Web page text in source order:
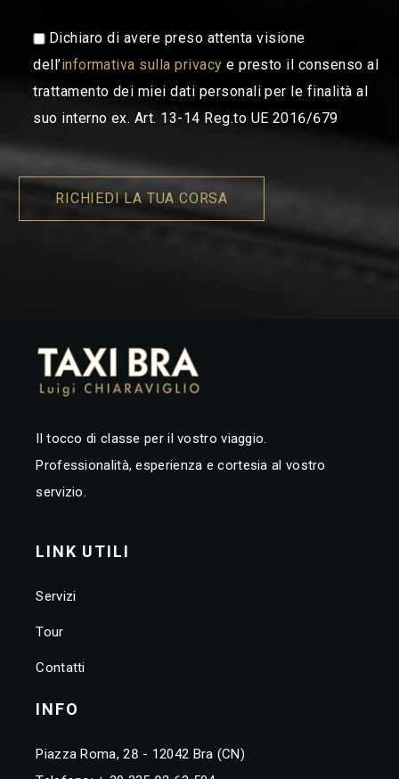
Dichiaro di avere preso attenta visione
dell’informativa sulla privacy e presto il consenso al
trattamento dei miei dati personali per le finalità al
suo interno ex. Art. 13-14 Reg.to UE 2016/679
RICHIEDI LA TUA CORSA
Il tocco di classe per il vostro viaggio.
Professionalità, esperienza e cortesia al vostro
servizio.
LINK UTILI
Servizi
Tour
Contatti
INFO
Piazza Roma, 28 - 12042 Bra (CN)